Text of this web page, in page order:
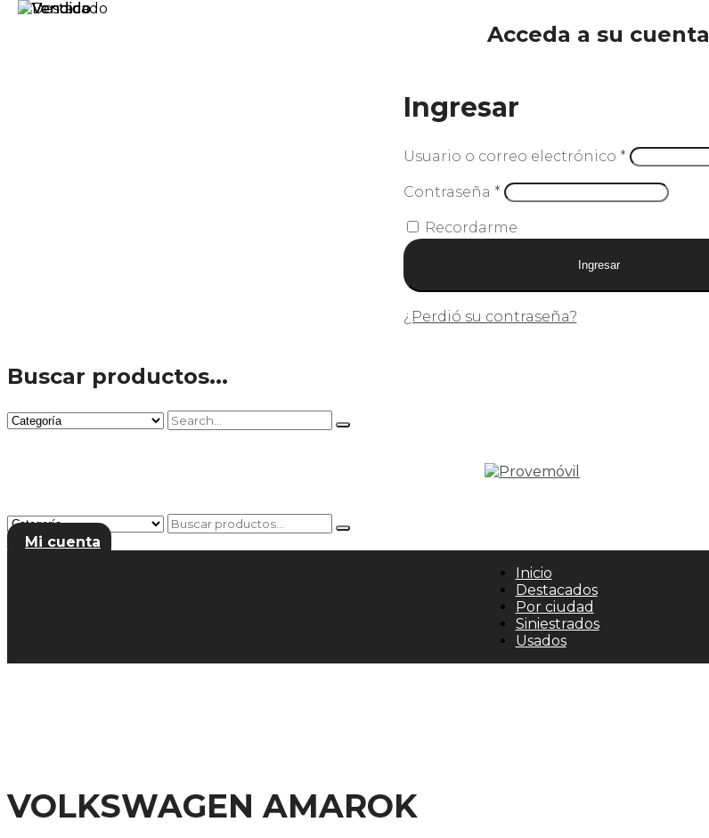
Acceda a su cuenta
Ingresar
Usuario o correo electrónico *
Contraseña *
Recordarme
Ingresar
¿Perdió su contraseña?
Buscar productos...
Mi cuenta
Inicio
Destacados
Por ciudad
Siniestrados
Usados
VOLKSWAGEN AMAROK